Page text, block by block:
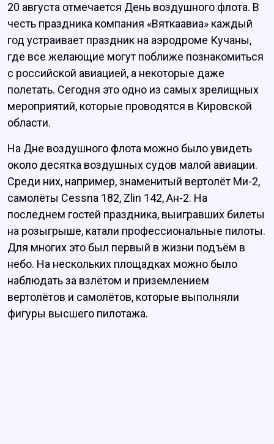
20 августа отмечается День воздушного флота. В
честь праздника компания «Вяткаавиа» каждый
год устраивает праздник на аэродроме Кучаны,
где все желающие могут поближе познакомиться
с российской авиацией, а некоторые даже
полетать. Сегодня это одно из самых зрелищных
мероприятий, которые проводятся в Кировской
области.
На Дне воздушного флота можно было увидеть
около десятка воздушных судов малой авиации.
Среди них, например, знаменитый вертолёт Ми-2,
самолёты Cessna 182, Zlin 142, Ан-2. На
последнем гостей праздника, выигравших билеты
на розыгрыше, катали профессиональные пилоты.
Для многих это был первый в жизни подъём в
небо. На нескольких площадках можно было
наблюдать за взлётом и приземлением
вертолётов и самолётов, которые выполняли
фигуры высшего пилотажа.